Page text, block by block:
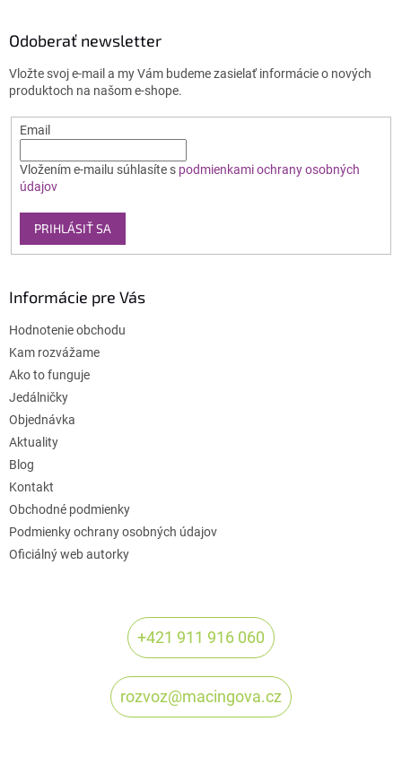
Odoberať newsletter
Vložte svoj e-mail a my Vám budeme zasielať informácie o nových
produktoch na našom e-shope.
Email
Vložením e-mailu súhlasíte s podmienkami ochrany osobných
údajov
PRIHLÁSIŤ SA
Informácie pre Vás
Hodnotenie obchodu
Kam rozvážame
Ako to funguje
Jedálničky
Objednávka
Aktuality
Blog
Kontakt
Obchodné podmienky
Podmienky ochrany osobných údajov
Oficiálný web autorky
+421 911 916 060
rozvoz@macingova.cz